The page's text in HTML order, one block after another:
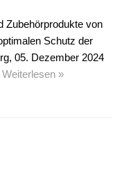
Zubehörprodukte von
Schutz der
05. Dezember 2024
Weiterlesen »